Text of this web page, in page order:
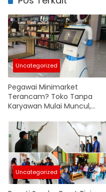
Uncategorized
Pegawai Minimarket
Terancam? Toko Tanpa
Karyawan Mulai Muncul,
Uncategorized